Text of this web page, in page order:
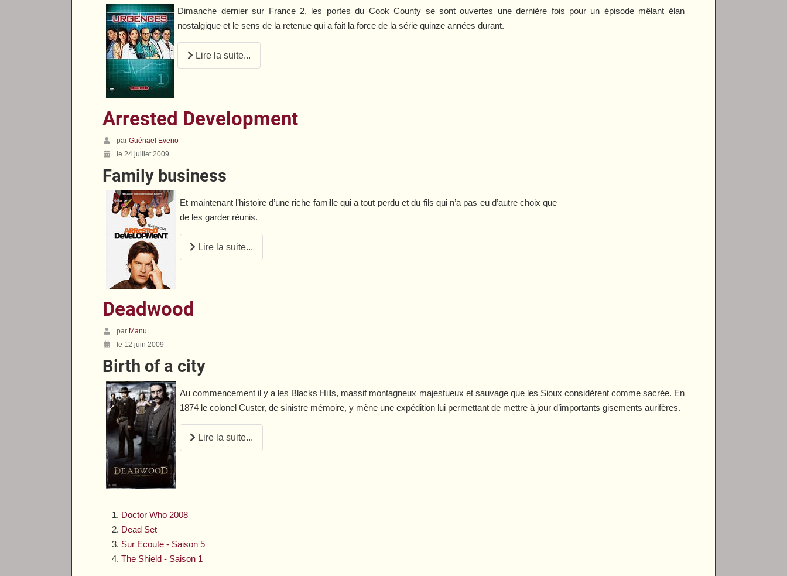
Dimanche dernier sur France 2, les portes du Cook County se sont ouvertes une dernière fois pour un épisode mêlant élan
nostalgique et le sens de la retenue qui a fait la force de la série quinze années durant.
Lire la suite...
Arrested Development
parGuénaël Eveno
le 24 juillet 2009
Family business
Et maintenant l’histoire d’une riche famille qui a tout perdu et du fils qui n’a pas eu d’autre choix que
de les garder réunis.
Lire la suite...
Deadwood
par Manu
le 12 juin 2009
Birth of a city
Au commencement il y a les Blacks Hills, massif montagneux majestueux et sauvage que les Sioux considèrent comme sacrée. En
1874 le colonel Custer, de sinistre mémoire, y mène une expédition lui permettant de mettre à jour d’importants gisements aurifères.
Lire la suite...
Doctor Who 2008
Dead Set
Sur Ecoute - Saison 5
The Shield - Saison 1